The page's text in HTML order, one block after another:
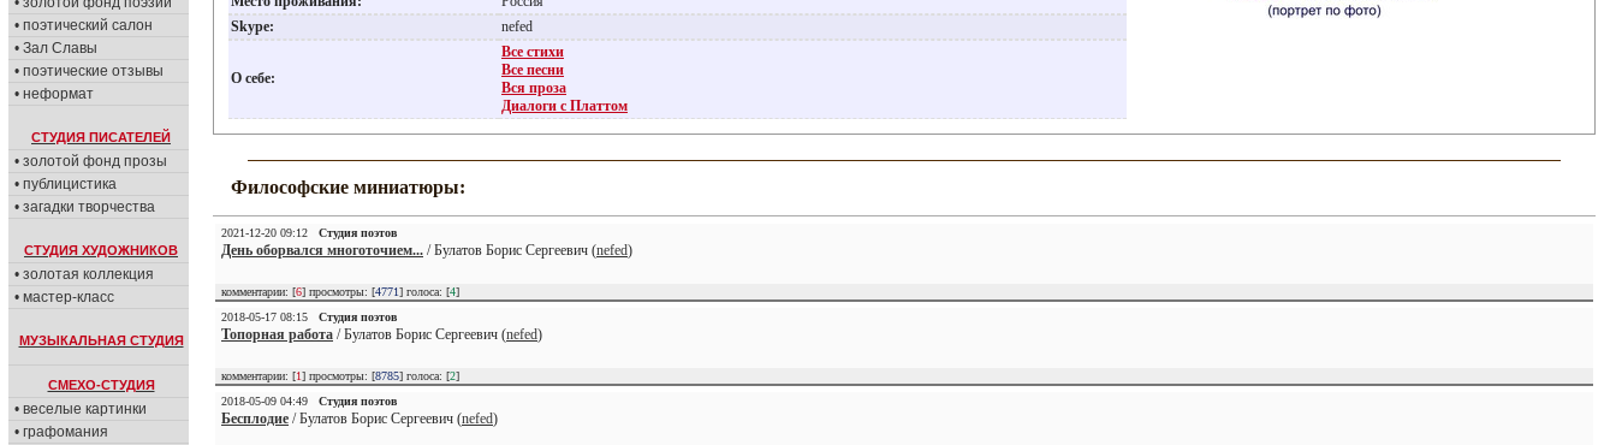
• поэтический салон
• Зал Славы
• поэтические отзывы
• неформат
СТУДИЯ ПИСАТЕЛЕЙ
• золотой фонд прозы
• публицистика
• загадки творчества
СТУДИЯ ХУДОЖНИКОВ
• золотая коллекция
• мастер-класс
МУЗЫКАЛЬНАЯ СТУДИЯ
СМЕХО-СТУДИЯ
• веселые картинки
• графомания
Skype:
nefed
О себе:
Все стихи
Все песни
Вся проза
Диалоги с Платтом
Философские миниатюры:
2021-12-20 09:12 Студия поэтов
День оборвался многоточием... / Булатов Борис Сергеевич (nefed)
комментарии: [6] просмотры: [4771] голоса: [4]
2018-05-17 08:15
Студия поэтов
Топорная работа / Булатов Борис Сергеевич (nefed)
комментарии: [1] просмотры: [8785] голоса: [2]
2018-05-09 04:49
Студия поэтов
Бесплодие / Булатов Борис Сергеевич (nefed)